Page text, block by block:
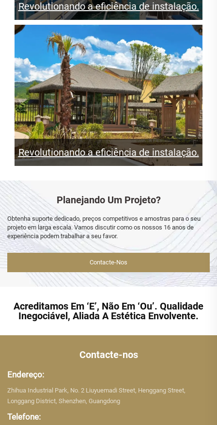
Revolutionando a eficiência de instalação.
Revolutionando a eficiência de instalação.
Planejando Um Projeto?
Obtenha suporte dedicado, preços competitivos e amostras para o seu
projeto em larga escala. Vamos discutir como os nossos 16 anos de
experiência podem trabalhar a seu favor.
Contacte-Nos
Acreditamos Em ‘E’, Não Em ‘Ou’. Qualidade
Inegociável, Aliada A Estética Envolvente.
Contacte-nos
Endereço:
Zhihua Industrial Park, No. 2 Liuyuemadi Street, Henggang Street,
Longgang District, Shenzhen, Guangdong
Telefone: